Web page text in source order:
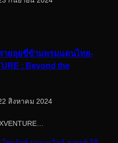
ายลุยขี่ข้ามพรมแดนไทย-
: Beyond the
สิงหาคม 2024